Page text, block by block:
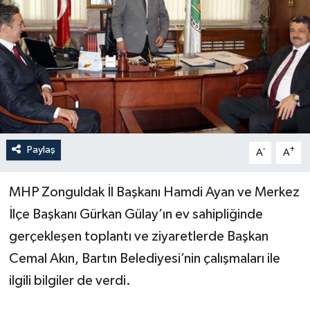
Paylaş A- A+
MHP Zonguldak İl Başkanı Hamdi Ayan ve Merkez
İlçe Başkanı Gürkan Gülay’ın ev sahipliğinde
gerçekleşen toplantı ve ziyaretlerde Başkan
Cemal Akın, Bartın Belediyesi’nin çalışmaları ile
ilgili bilgiler de verdi.
Siyaset
Spor
Tarım
Turizm
Yerel Yönetimler
DÜNYA
YEREL